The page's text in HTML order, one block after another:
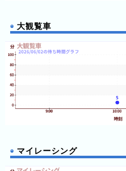
大観覧車
マイレーシング